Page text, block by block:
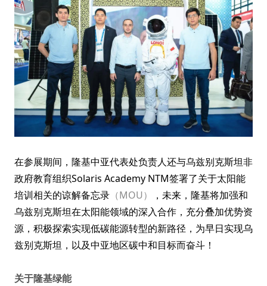
在参展期间，隆基中亚代表处负责人还与乌兹别克斯坦非
政府教育组织Solaris Academy NTM签署了关于太阳能
培训相关的谅解备忘录 （MOU）
，未来，隆基将加强和
乌兹别克斯坦在太阳能领域的深入合作，充分叠加优势资
源，积极探索实现低碳能源转型的新路径，为早日实现乌
兹别克斯坦，以及中亚地区碳中和目标而奋斗！
关于隆基绿能